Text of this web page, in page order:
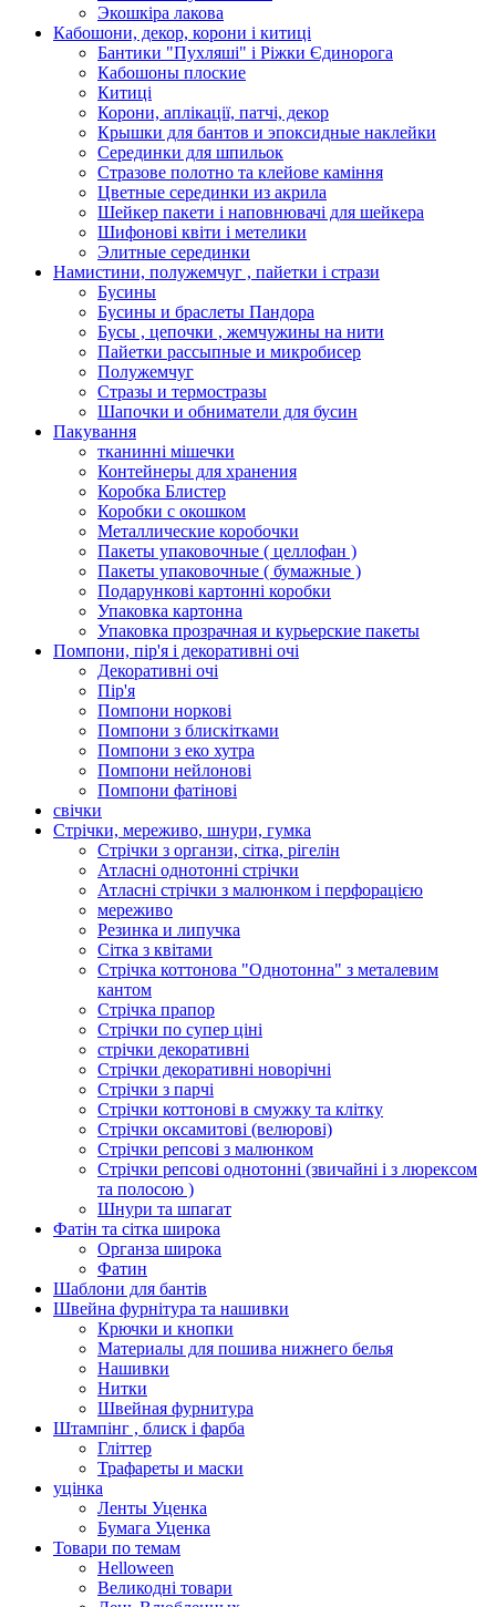
Экошкiра лакова
Кабошони, декор, корони і китиці
Бантики "Пухляші" і Ріжки Єдинорога
Кабошоны плоские
Китиці
Корони, аплікації, патчі, декор
Крышки для бантов и эпоксидные наклейки
Серединки для шпильок
Стразове полотно та клейове каміння
Цветные серединки из акрила
Шейкер пакети і наповнювачі для шейкера
Шифонові квіти і метелики
Элитные серединки
Намистини, полужемчуг , пайетки і стрази
Бусины
Бусины и браслеты Пандора
Бусы , цепочки , жемчужины на нити
Пайетки рассыпные и микробисер
Полужемчуг
Стразы и термостразы
Шапочки и обниматели для бусин
Пакування
тканинні мішечки
Контейнеры для хранения
Коробка Блистер
Коробки с окошком
Металлические коробочки
Пакеты упаковочные ( целлофан )
Пакеты упаковочные ( бумажные )
Подарункові картонні коробки
Упаковка картонна
Упаковка прозрачная и курьерские пакеты
Помпони, пір'я і декоративні очі
Декоративні очі
Пір'я
Помпони норкові
Помпони з блискітками
Помпони з еко хутра
Помпони нейлонові
Помпони фатінові
свічки
Стрічки, мереживо, шнури, гумка
Стрічки з органзи, сітка, рігелін
Атласні однотонні стрічки
Атласні стрічки з малюнком і перфорацією
мереживо
Резинка и липучка
Сітка з квітами
Стрічка коттонова "Однотонна" з металевим
кантом
Стрічка прапор
Стрічки по супер ціні
стрічки декоративні
Стрічки декоративні новорічні
Стрічки з парчі
Стрічки коттонові в смужку та клітку
Стрічки оксамитові (велюрові)
Стрічки репсові з малюнком
Стрічки репсові однотонні (звичайні і з люрексом
та полосою )
Шнури та шпагат
Фатін та сітка широка
Органза широка
Фатин
Шаблони для бантів
Швейна фурнітура та нашивки
Крючки и кнопки
Материалы для пошива нижнего белья
Нашивки
Нитки
Швейная фурнитура
Штампінг , блиск і фарба
Гліттер
Трафареты и маски
уцінка
Ленты Уценка
Бумага Уценка
Товари по темам
Helloween
Великодні товари